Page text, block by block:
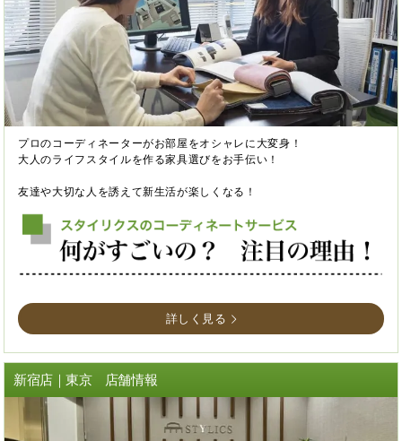
プロのコーディネーターがお部屋をオシャレに大変身！
大人のライフスタイルを作る家具選びをお手伝い！
友達や大切な人を誘えて新生活が楽しくなる！
詳しく見る
新宿店｜東京 店舗情報